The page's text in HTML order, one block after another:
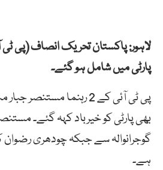
پارٹی میں شامل ہو گئے۔
پی ٹی آئی کے 2 رہنما
بھی پارٹی کو خیرباد کہہ گئے۔
گوجرانوالہ سے جبکہ چودھری رضوان
ہے۔